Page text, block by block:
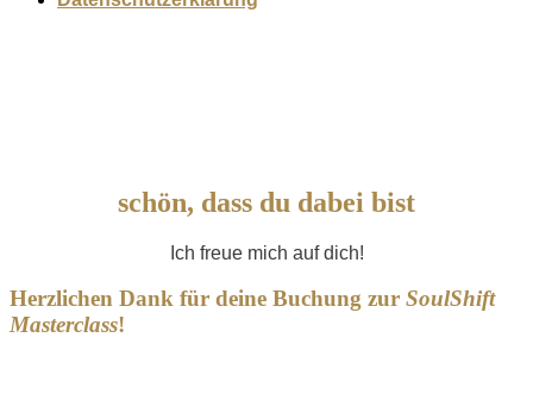
schön, dass du dabei bist
Ich freue mich auf dich!
Herzlichen Dank für deine Buchung zur SoulShift
Masterclass!